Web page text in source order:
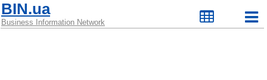
BIN.ua
Business Information Network